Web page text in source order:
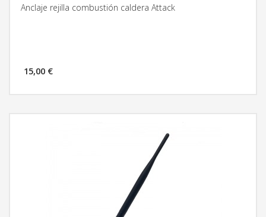
Anclaje rejilla combustión caldera Attack
15,00 €